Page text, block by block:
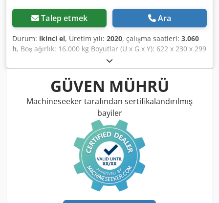
Talep etmek Ara
Durum: ikinci el, Üretim yılı: 2020, çalışma saatleri: 3.060
h, Boş ağırlık: 16.000 kg Boyutlar (U x G x Y): 622 x 230 x 299
cm Motor tipi: Deutz DEUTZ TCD4.1 L-4 Cedeygu Rvopfx
Aqverf = İlave seçenekler ve donanımlar = - Koltuk ısıtma
GÜVEN MÜHRÜ
Machineseeker tarafından sertifikalandırılmış
bayiler